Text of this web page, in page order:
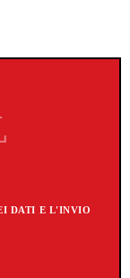
DATI E L'INVIO